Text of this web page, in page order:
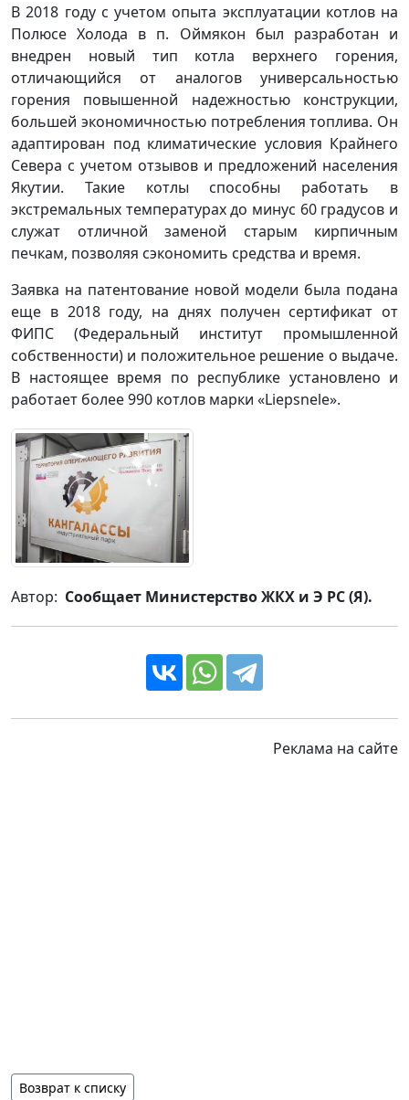
В 2018 году с учетом опыта эксплуатации котлов на
Полюсе Холода в п. Оймякон был разработан и
внедрен новый тип котла верхнего горения,
отличающийся от аналогов универсальностью
горения повышенной надежностью конструкции,
большей экономичностью потребления топлива. Он
адаптирован под климатические условия Крайнего
Севера с учетом отзывов и предложений населения
Якутии. Такие котлы способны работать в
экстремальных температурах до минус 60 градусов и
служат отличной заменой старым кирпичным
печкам, позволяя сэкономить средства и время.
Заявка на патентование новой модели была подана
еще в 2018 году, на днях получен сертификат от
ФИПС (Федеральный институт промышленной
собственности) и положительное решение о выдаче.
В настоящее время по республике установлено и
работает более 990 котлов марки «Liepsnele».
Автор: Сообщает Министерство ЖКХ и Э РС (Я).
Реклама на сайте
Возврат к списку